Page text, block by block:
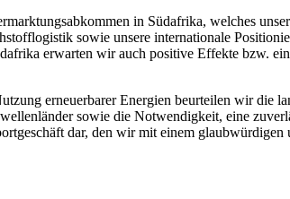
in Südafrika, welches
sowie unsere internationale
erwarten wir auch positive Effekte bzw.
erneuerbarer Energien beurteilen wir die
sowie die Notwendigkeit, eine
dar, den wir mit einem glaubwürdigen